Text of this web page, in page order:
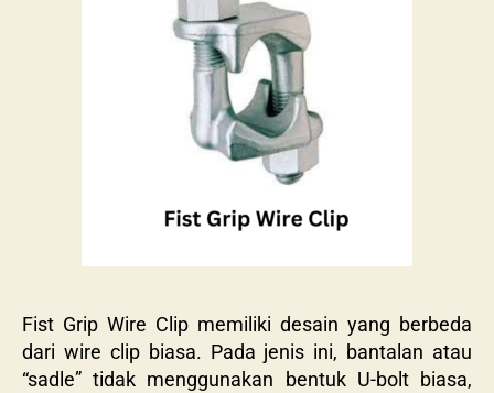
Fist Grip Wire Clip memiliki desain yang berbeda
dari wire clip biasa. Pada jenis ini, bantalan atau
“sadle” tidak menggunakan bentuk U-bolt biasa,